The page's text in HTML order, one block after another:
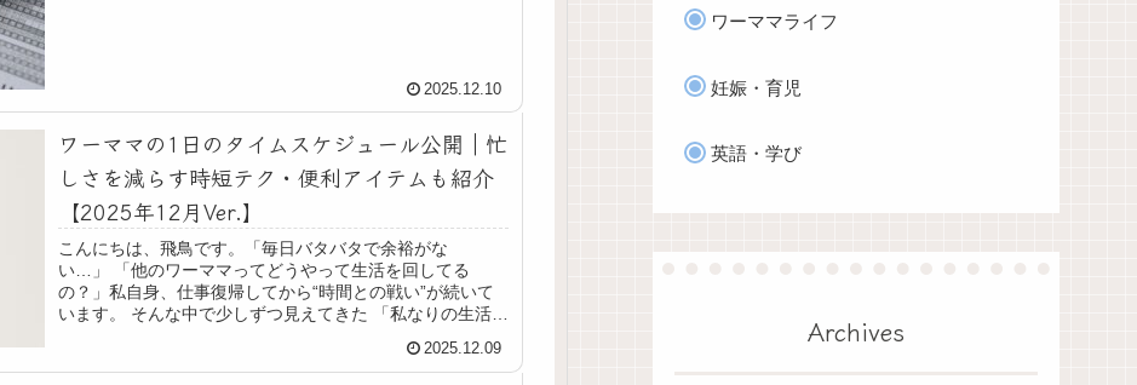
2025.12.10
ワーママの1日のタイムスケジュール公開｜忙
しさを減らす時短テク・便利アイテムも紹介
【2025年12月Ver.】
こんにちは、飛鳥です。「毎日バタバタで余裕がな
い…」 「他のワーママってどうやって生活を回してる
の？」私自身、仕事復帰してから“時間との戦い”が続いて
います。 そんな中で少しずつ見えてきた 「私なりの生活の
2025.12.09
ワーママライフ
妊娠・育児
英語・学び
Archives